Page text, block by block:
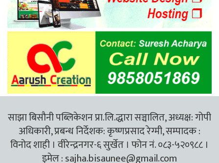
साझा बिसौनी पब्लिकेशन प्रा.लि.द्धारा सञ्चालित, अध्यक्ष: गोपी
अधिकारी, प्रबन्ध निर्देशक: कृष्णप्रसाद रेग्मी, सम्पादक :
विनोद शाही । वीरेन्द्रनगर-६ सुर्खेत । फोन नं. ०८३-५२०९८८ ।
इमेल :sajha.bisaunee@gmail.com